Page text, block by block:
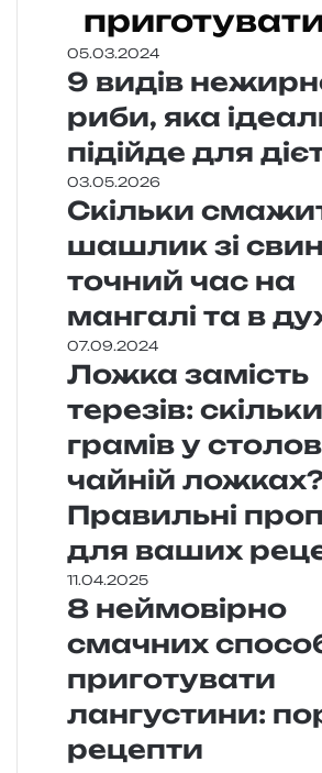
05.03.2024
9 видів
риби, яка
підійде для
03.05.2026
Скільки
шашлик зі
точний час на
мангалі та в
07.09.2024
Ложка замість
терезів: скільки
грамів у
чайній
Правильні
для ваших
11.04.2025
8 неймовірно
смачних
приготувати
лангустини:
рецепти